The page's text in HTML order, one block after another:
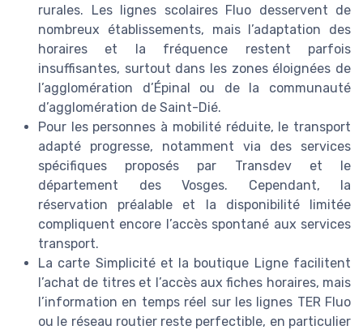
rurales. Les lignes scolaires Fluo desservent de
nombreux établissements, mais l’adaptation des
horaires et la fréquence restent parfois
insuffisantes, surtout dans les zones éloignées de
l’agglomération d’Épinal ou de la communauté
d’agglomération de Saint-Dié.
Pour les personnes à mobilité réduite, le transport
adapté progresse, notamment via des services
spécifiques proposés par Transdev et le
département des Vosges. Cependant, la
réservation préalable et la disponibilité limitée
compliquent encore l’accès spontané aux services
transport.
La carte Simplicité et la boutique Ligne facilitent
l’achat de titres et l’accès aux fiches horaires, mais
l’information en temps réel sur les lignes TER Fluo
ou le réseau routier reste perfectible, en particulier